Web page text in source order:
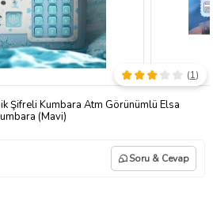
Şifreli Kumbara Atm Görünümlü Elsa
(Mavi)
(1)
Soru & Cevap